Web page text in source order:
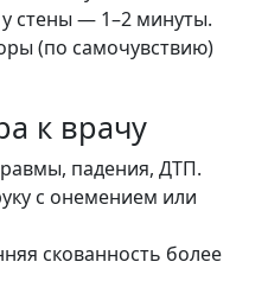
стены — 1–2 минуты.
(по самочувствию)
к врачу
падения, ДТП.
с онемением или
скованность более